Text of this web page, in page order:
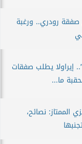
رودري.. ورغبة
إيراولا يطلب صفقات
ما...
الممتاز: نصائح،